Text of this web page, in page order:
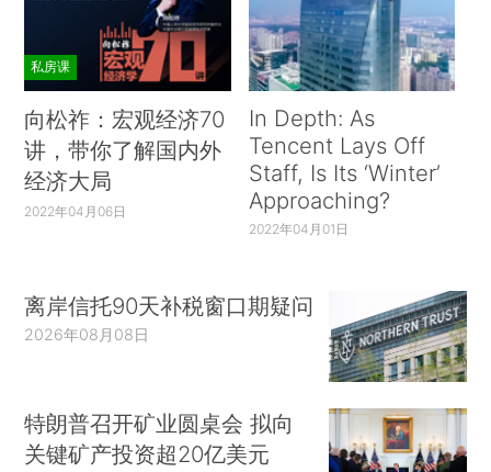
私房课
向松祚：宏观经济70
讲，带你了解国内外
经济大局
2022年04月06日
In Depth: As
Tencent Lays Off
Staff, Is Its ‘Winter’
Approaching?
2022年04月01日
离岸信托90天补税窗口期疑问
2026年08月08日
特朗普召开矿业圆桌会 拟向
关键矿产投资超20亿美元